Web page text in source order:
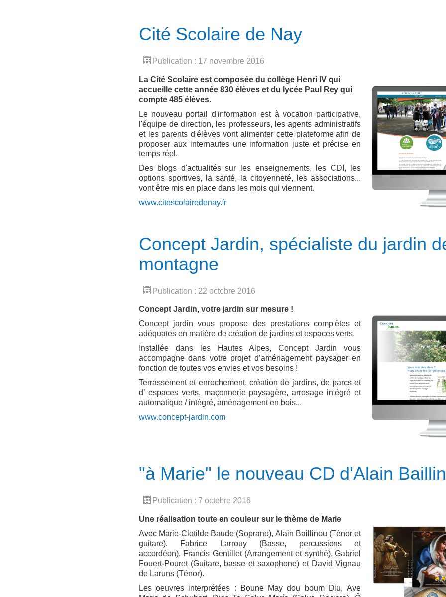
Cité Scolaire de Nay
Publication : 17 novembre 2016
La Cité Scolaire est composée du collège Henri IV qui
accueille cette année 830 élèves et du lycée Paul Rey qui
compte 485 élèves.
Le nouveau portail d'information est à vocation participative,
l'équipe de direction, les professeurs, les agents administratifs
et les parents d'élèves vont alimenter cette plateforme afin de
proposer aux internautes une information juste et précise en
temps réel.
Des blogs d'actualités sur les enseignements, les CDI, les
options sportives, la santé, la citoyenneté, les associations...
vont être mis en place dans les mois qui viennent.
www.citescolairedenay.fr
Concept Jardin, spécialiste du jardin
montagne
Publication : 22 octobre 2016
Concept Jardin, votre jardin sur mesure !
Concept jardin vous propose des prestations complètes et
adéquates en matière de création de jardins et espaces verts.
Installée dans les Hautes Alpes, Concept Jardin vous
accompagne dans votre projet d’aménagement paysager en
fonction de toutes vos envies et vos besoins !
Terrassement et enrochement, création de jardins, de parcs et
d’ espaces verts, maçonnerie paysagère, arrosage intégré et
automatique / intégré, aménagement en bois...
www.concept-jardin.com
"à Marie" le nouveau CD d'Alain
Publication : 7 octobre 2016
Une réalisation toute en couleur sur le thème de Marie
Avec Marie-Clotilde Baude (Soprano), Alain Baillinou (Ténor et
guitare), Fabrice Larrouy (Basse, percussions et
accordéon), Francis Gentillet (Arrangement et synthé), Gabriel
Fouert-Pouret (Guitare, basse et saxophone) et David Vignau
de Laruns (Ténor).
Les oeuvres interprétées : Boune May dou boum Diu, Ave